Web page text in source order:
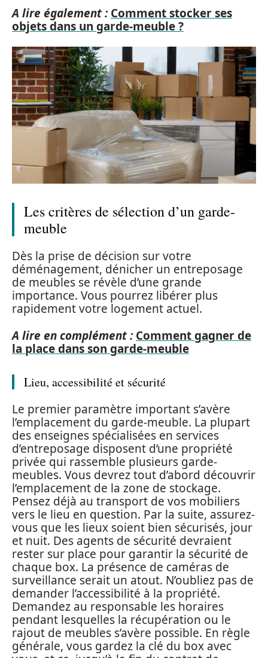
A lire également : Comment stocker ses
objets dans un garde-meuble ?
Les critères de sélection d’un garde-
meuble
Dès la prise de décision sur votre
déménagement, dénicher un entreposage
de meubles se révèle d’une grande
importance. Vous pourrez libérer plus
rapidement votre logement actuel.
A lire en complément : Comment gagner de
la place dans son garde-meuble
Lieu, accessibilité et sécurité
Le premier paramètre important s’avère
l’emplacement du garde-meuble. La plupart
des enseignes spécialisées en services
d’entreposage disposent d’une propriété
privée qui rassemble plusieurs garde-
meubles. Vous devrez tout d’abord découvrir
l’emplacement de la zone de stockage.
Pensez déjà au transport de vos mobiliers
vers le lieu en question. Par la suite, assurez-
vous que les lieux soient bien sécurisés, jour
et nuit. Des agents de sécurité devraient
rester sur place pour garantir la sécurité de
chaque box. La présence de caméras de
surveillance serait un atout. N’oubliez pas de
demander l’accessibilité à la propriété.
Demandez au responsable les horaires
pendant lesquelles la récupération ou le
rajout de meubles s’avère possible. En règle
générale, vous gardez la clé du box avec